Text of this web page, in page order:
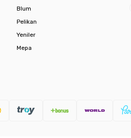
Blum
Pelikan
Yeniler
Mepa